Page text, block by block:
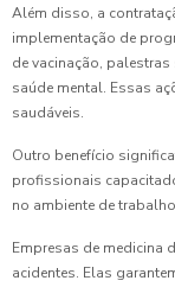
Além disso, a
implementação de
de vacinação,
saúde mental. Essas
saudáveis.
Outro benefício
profissionais
no ambiente de
Empresas de medicina
acidentes. Elas